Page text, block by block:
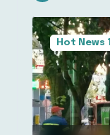
Hot News 1